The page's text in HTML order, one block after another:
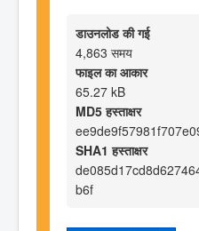
डाउनलोड की गई
4,863 समय
फाइल का आकार
65.27 kB
MD5 हस्ताक्षर
SHA1 हस्ताक्षर
b6f